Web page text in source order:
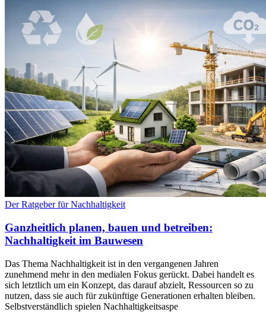
Der Ratgeber für Nachhaltigkeit
Ganzheitlich planen, bauen und betreiben:
Nachhaltigkeit im Bauwesen
Das Thema Nachhaltigkeit ist in den vergangenen Jahren
zunehmend mehr in den medialen Fokus gerückt. Dabei handelt es
sich letztlich um ein Konzept, das darauf abzielt, Ressourcen so zu
nutzen, dass sie auch für zukünftige Generationen erhalten bleiben.
Selbstverständlich spielen Nachhaltigkeitsaspe